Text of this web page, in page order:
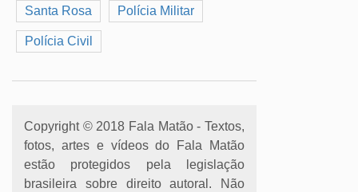
Santa Rosa Polícia Militar
Polícia Civil
Copyright © 2018 Fala Matão - Textos,
fotos, artes e vídeos do Fala Matão
estão protegidos pela legislação
brasileira sobre direito autoral. Não